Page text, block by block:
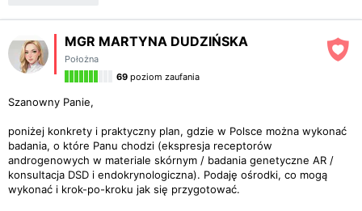
MGR MARTYNA DUDZIŃSKA
Położna
69 poziom zaufania
Szanowny Panie,
poniżej konkrety i praktyczny plan, gdzie w Polsce można wykonać
badania, o które Panu chodzi (ekspresja receptorów
androgenowych w materiale skórnym / badania genetyczne AR /
konsultacja DSD i endokrynologiczna). Podaję ośrodki, co mogą
wykonać i krok-po-kroku jak się przygotować.